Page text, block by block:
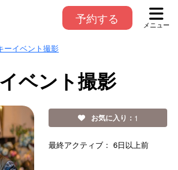
予約する メニュー
ーイベント撮影
ベント撮影
お気に入り： 1
最終アクティブ： 6日以上前